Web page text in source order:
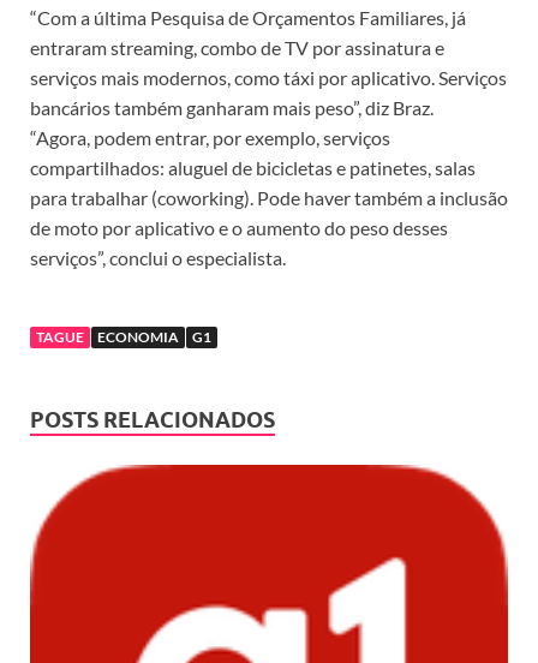
“Com a última Pesquisa de Orçamentos Familiares, já
entraram streaming, combo de TV por assinatura e
serviços mais modernos, como táxi por aplicativo. Serviços
bancários também ganharam mais peso”, diz Braz.
“Agora, podem entrar, por exemplo, serviços
compartilhados: aluguel de bicicletas e patinetes, salas
para trabalhar (coworking). Pode haver também a inclusão
de moto por aplicativo e o aumento do peso desses
serviços”, conclui o especialista.
TAGUE ECONOMIA G1
POSTS RELACIONADOS